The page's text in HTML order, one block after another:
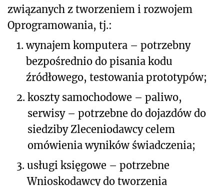
związanych z tworzeniem i rozwojem
Oprogramowania, tj.:
1. wynajem komputera – potrzebny
bezpośrednio do pisania kodu
źródłowego, testowania prototypów;
2. koszty samochodowe – paliwo,
serwisy – potrzebne do dojazdów do
siedziby Zleceniodawcy celem
omówienia wyników świadczenia;
3. usługi księgowe – potrzebne
Wnioskodawcy do tworzenia